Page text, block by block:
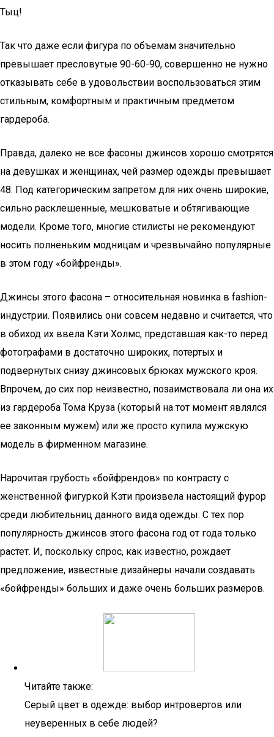
Тыц!
Так что даже если фигура по объемам значительно
превышает пресловутые 90-60-90, совершенно не нужно
отказывать себе в удовольствии воспользоваться этим
стильным, комфортным и практичным предметом
гардероба.
Правда, далеко не все фасоны джинсов хорошо смотрятся
на девушках и женщинах, чей размер одежды превышает
48. Под категорическим запретом для них очень широкие,
сильно расклешенные, мешковатые и обтягивающие
модели. Кроме того, многие стилисты не рекомендуют
носить полненьким модницам и чрезвычайно популярные
в этом году «бойфренды».
Джинсы этого фасона – относительная новинка в fashion-
индустрии. Появились они совсем недавно и считается, что
в обиход их ввела Кэти Холмс, представшая как-то перед
фотографами в достаточно широких, потертых и
подвернутых снизу джинсовых брюках мужского кроя.
Впрочем, до сих пор неизвестно, позаимствовала ли она их
из гардероба Тома Круза (который на тот момент являлся
ее законным мужем) или же просто купила мужскую
модель в фирменном магазине.
Нарочитая грубость «бойфрендов» по контрасту с
женственной фигуркой Кэти произвела настоящий фурор
среди любительниц данного вида одежды. С тех пор
популярность джинсов этого фасона год от года только
растет. И, поскольку спрос, как известно, рождает
предложение, известные дизайнеры начали создавать
«бойфренды» больших и даже очень больших размеров.
Читайте также:
Серый цвет в одежде: выбор интровертов или
неуверенных в себе людей?